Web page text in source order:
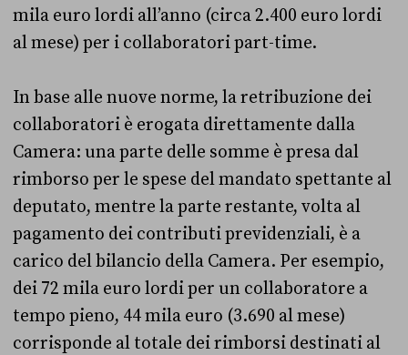
mila euro lordi all’anno (circa 2.400 euro lordi
al mese) per i collaboratori part-time.
In base alle nuove norme, la retribuzione dei
collaboratori è erogata direttamente dalla
Camera: una parte delle somme è presa dal
rimborso per le spese del mandato spettante al
deputato, mentre la parte restante, volta al
pagamento dei contributi previdenziali, è a
carico del bilancio della Camera. Per esempio,
dei 72 mila euro lordi per un collaboratore a
tempo pieno, 44 mila euro (3.690 al mese)
corrisponde al totale dei rimborsi destinati al